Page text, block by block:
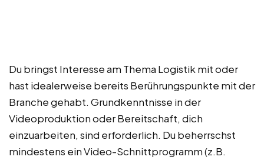
Du bringst Interesse am Thema Logistik mit oder
hast idealerweise bereits Berührungspunkte mit der
Branche gehabt. Grundkenntnisse in der
Videoproduktion oder Bereitschaft, dich
einzuarbeiten, sind erforderlich. Du beherrschst
mindestens ein Video-Schnittprogramm (z.B.